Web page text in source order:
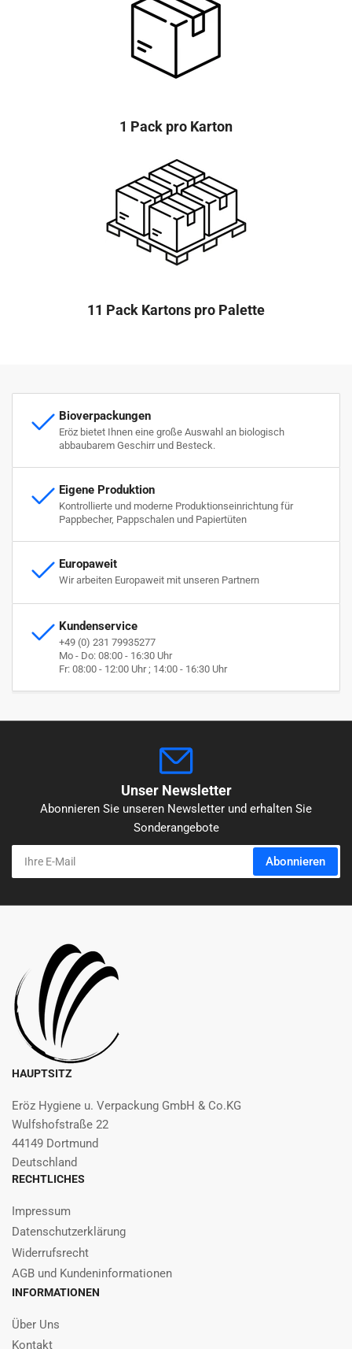
1 Pack pro Karton
11 Pack Kartons pro Palette
Bioverpackungen
Eröz bietet Ihnen eine große Auswahl an biologisch
abbaubarem Geschirr und Besteck.
Eigene Produktion
Kontrollierte und moderne Produktionseinrichtung für
Pappbecher, Pappschalen und Papiertüten
Europaweit
Wir arbeiten Europaweit mit unseren Partnern
Kundenservice
+49 (0) 231 79935277
Mo - Do: 08:00 - 16:30 Uhr
Fr: 08:00 - 12:00 Uhr ; 14:00 - 16:30 Uhr
Unser Newsletter
Abonnieren Sie unseren Newsletter und erhalten Sie
Sonderangebote
Ihre
Mail
Abonnieren
HAUPTSITZ
Eröz Hygiene u. Verpackung GmbH & Co.KG
Wulfshofstraße 22
44149 Dortmund
Deutschland
RECHTLICHES
Impressum
Datenschutzerklärung
Widerrufsrecht
AGB und Kundeninformationen
INFORMATIONEN
Über Uns
Kontakt